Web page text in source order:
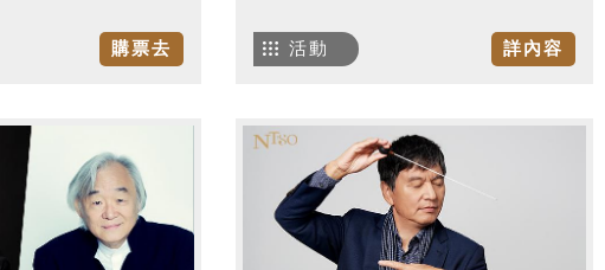
購票去 詳內容
活動